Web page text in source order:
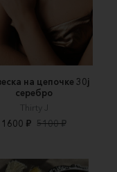
на цепочке 30j
серебро
Thirty J
1600 ₽ 5100 ₽